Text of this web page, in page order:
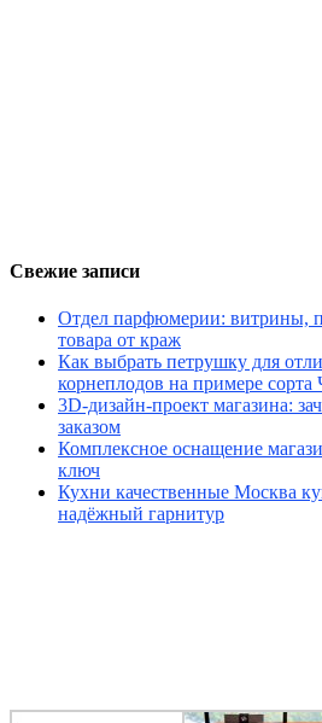
Свежие записи
Отдел парфюмерии: витрины,
товара от краж
Как выбрать петрушку для
корнеплодов на примере сорта
3D-дизайн-проект магазина:
заказом
Комплексное оснащение
ключ
Кухни качественные Москва
надёжный гарнитур